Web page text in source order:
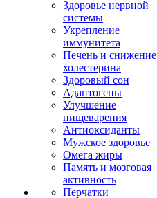
Здоровье нервной
системы
Укрепление
иммунитета
Печень и снижение
холестерина
Здоровый сон
Адаптогены
Улучшение
пищеварения
Антиоксиданты
Мужское здоровье
Омега жиры
Память и мозговая
активность
Перчатки